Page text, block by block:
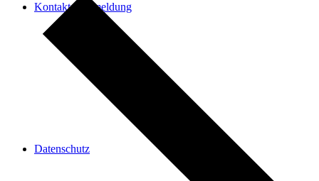
Kontakt / Anmeldung
Datenschutz